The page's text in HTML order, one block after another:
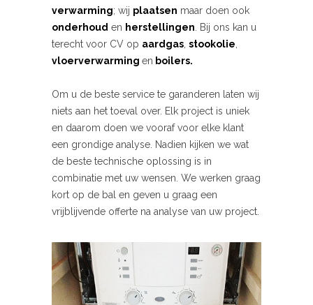
verwarming; wij plaatsen maar doen ook
onderhoud en herstellingen . Bij ons kan u
terecht voor CV op aardgas stookolie
vloerverwarming en boilers.
Om u de beste service te garanderen laten wij
niets aan het toeval over. Elk project is uniek
en daarom doen we vooraf voor elke klant
een grondige analyse. Nadien kijken we wat
de beste technische oplossing is in
combinatie met uw wensen. We werken graag
kort op de bal en geven u graag een
vrijblijvende offerte na analyse van uw project.